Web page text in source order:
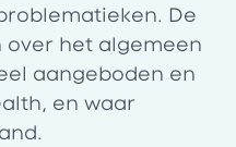
De
het algemeen
aangeboden en
en waar